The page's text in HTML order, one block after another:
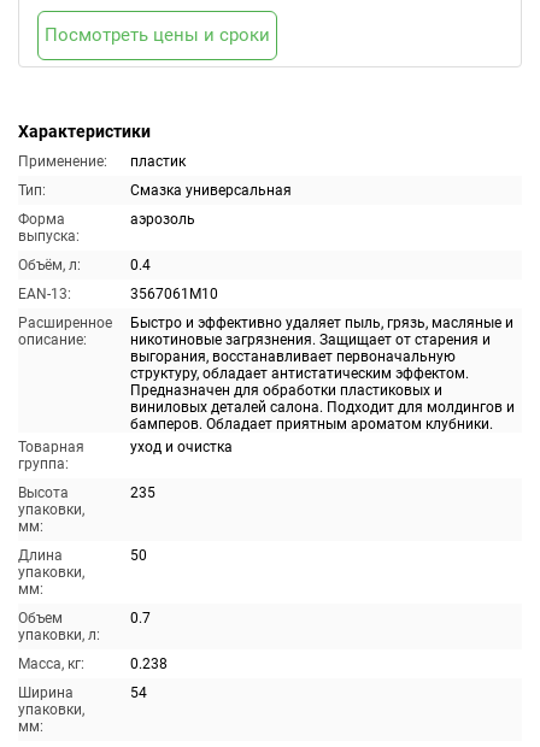
Характеристики
Применение:
пластик
Тип:
Смазка универсальная
Форма
выпуска:
аэрозоль
Объём, л:
0.4
EAN-13:
3567061M10
Расширенное
описание:
Быстро и эффективно удаляет пыль, грязь, масляные и
никотиновые загрязнения. Защищает от старения и
выгорания, восстанавливает первоначальную
структуру, обладает антистатическим эффектом.
Предназначен для обработки пластиковых и
виниловых деталей салона. Подходит для молдингов и
бамперов. Обладает приятным ароматом клубники.
Товарная
группа:
уход и очистка
Высота
упаковки,
мм:
235
Длина
упаковки,
мм:
50
Объем
упаковки, л:
0.7
Масса, кг:
0.238
Ширина
упаковки,
мм:
54
Посмотреть цены и сроки